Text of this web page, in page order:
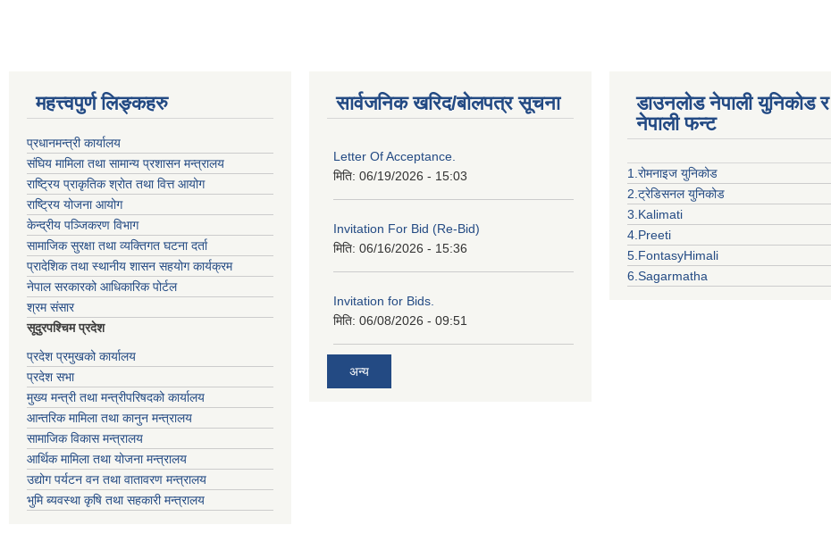
महत्त्वपुर्ण लिङ्कहरु
प्रधानमन्त्री कार्यालय
संघिय मामिला तथा सामान्य प्रशासन मन्त्रालय
राष्ट्रिय प्राकृतिक श्रोत तथा वित्त आयोग
राष्ट्रिय योजना आयोग
केन्द्रीय पञ्जिकरण विभाग
सामाजिक सुरक्षा तथा व्यक्तिगत घटना दर्ता
प्रादेशिक तथा स्थानीय शासन सहयोग कार्यक्रम
नेपाल सरकारको आधिकारिक पोर्टल
श्रम संसार
सूदुरपश्चिम प्रदेश
प्रदेश प्रमुखको कार्यालय
प्रदेश सभा
मुख्य मन्त्री तथा मन्त्रीपरिषदको कार्यालय
आन्तरिक मामिला तथा कानुन मन्त्रालय
सामाजिक विकास मन्त्रालय
आर्थिक मामिला तथा योजना मन्त्रालय
उद्योग पर्यटन वन तथा वातावरण मन्त्रालय
भुमि ब्यवस्था कृषि तथा सहकारी मन्त्रालय
सार्वजनिक खरिद/बोलपत्र सूचना
Letter Of Acceptance.
मिति: 06/19/2026 - 15:03
Invitation For Bid (Re-Bid)
मिति: 06/16/2026 - 15:36
Invitation for Bids.
मिति: 06/08/2026 - 09:51
अन्य
डाउनलोड नेपाली युनिकोड र
नेपाली फन्ट
1.रोमनाइज युनिकोड
2.ट्रेडिसनल युनिकोड
3.Kalimati
4.Preeti
5.FontasyHimali
6.Sagarmatha